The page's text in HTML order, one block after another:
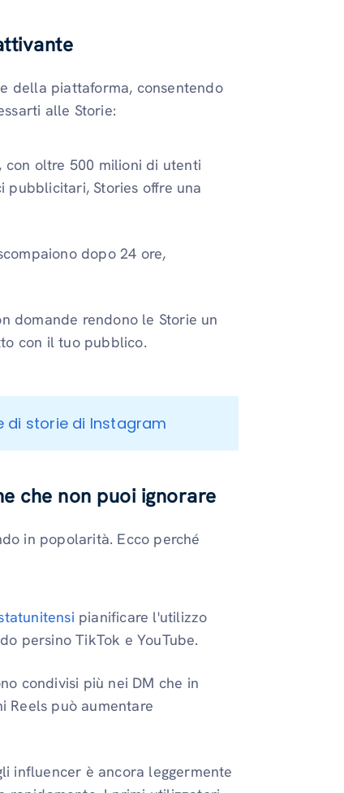
della piattaforma, consentendo
alle Storie:
con oltre 500 milioni di utenti
Stories offre una
dopo 24 ore,
domande rendono le Storie un
con il tuo pubblico.
di storie di Instagram
che non puoi ignorare
in popolarità. Ecco perché
pianificare l'utilizzo
persino TikTok e YouTube.
condivisi più nei DM che in
Reels può aumentare
influencer è ancora leggermente